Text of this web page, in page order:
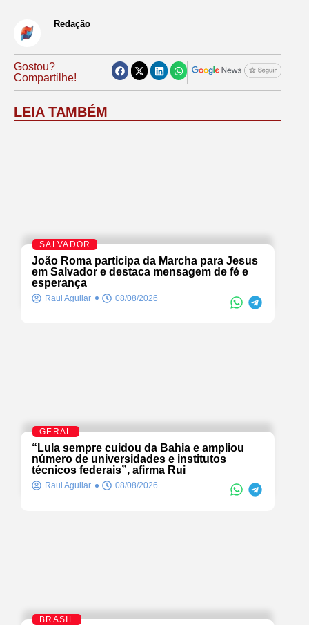
Redação
Gostou?
Compartilhe!
LEIA TAMBÉM
SALVADOR
João Roma participa da Marcha para Jesus
em Salvador e destaca mensagem de fé e
esperança
Raul Aguilar 08/08/2026
GERAL
“Lula sempre cuidou da Bahia e ampliou
número de universidades e institutos
técnicos federais”, afirma Rui
Raul Aguilar 08/08/2026
BRASIL